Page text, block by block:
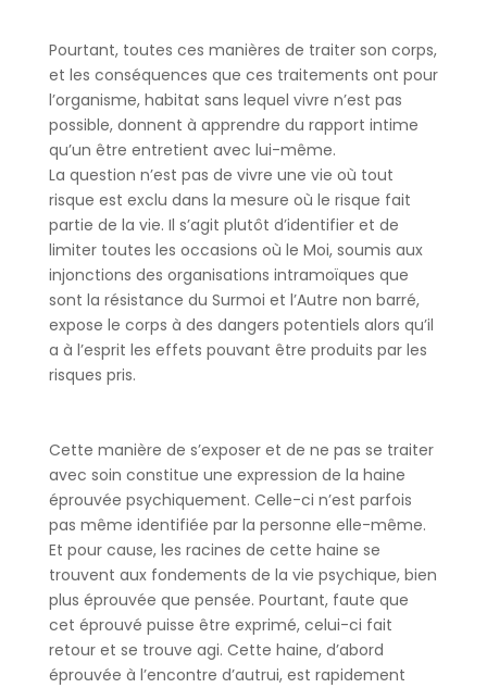
Pourtant, toutes ces manières de traiter son corps,
et les conséquences que ces traitements ont pour
l’organisme, habitat sans lequel vivre n’est pas
possible, donnent à apprendre du rapport intime
qu’un être entretient avec lui-même.
La question n’est pas de vivre une vie où tout
risque est exclu dans la mesure où le risque fait
partie de la vie. Il s’agit plutôt d’identifier et de
limiter toutes les occasions où le Moi, soumis aux
injonctions des organisations intramoïques que
sont la résistance du Surmoi et l’Autre non barré,
expose le corps à des dangers potentiels alors qu’il
a à l’esprit les effets pouvant être produits par les
risques pris.
Cette manière de s’exposer et de ne pas se traiter
avec soin constitue une expression de la haine
éprouvée psychiquement. Celle-ci n’est parfois
pas même identifiée par la personne elle-même.
Et pour cause, les racines de cette haine se
trouvent aux fondements de la vie psychique, bien
plus éprouvée que pensée. Pourtant, faute que
cet éprouvé puisse être exprimé, celui-ci fait
retour et se trouve agi. Cette haine, d’abord
éprouvée à l’encontre d’autrui, est rapidement